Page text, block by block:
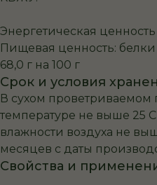
Энергетическая ценность
Пищевая ценность: белки
68,0 г на 100 г
Срок и условия
В сухом
температуре не выше 25
влажности воздуха не
месяцев с даты
Свойства и